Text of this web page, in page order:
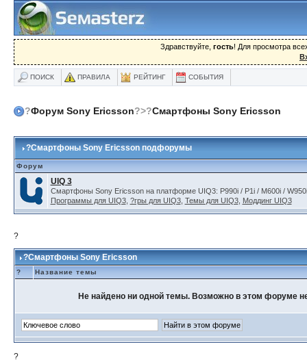
Здравствуйте, гость! Для просмотра
ПОИСК ПРАВИЛА РЕЙТИНГ СОБЫТИЯ
?Форум Sony Ericsson?>?Смартфоны Sony Ericsson
?Смартфоны Sony Ericsson подфорумы
Форум
UIQ 3
Смартфоны Sony Ericsson на платформе UIQ3: P990i / P1i / M600i /
Программы для UIQ3, ?гры для UIQ3, Темы для UIQ3, Моддинг UIQ3
?
?Смартфоны Sony Ericsson
? Название темы
Не найдено ни одной темы. Возможно в этом форуме
?